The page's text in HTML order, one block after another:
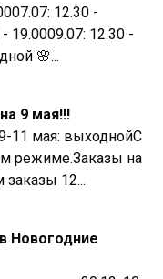
12.30 -
19.0009.07: 12.30 -
🌸...
9 мая!!!
11 мая: выходнойС
режиме.Заказы на
заказы 12...
Новогодние